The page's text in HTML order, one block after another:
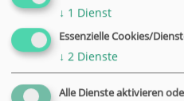
↓ 1 Dienst
Essenzielle Cookies/
↓ 2 Dienste
Alle Dienste aktivieren